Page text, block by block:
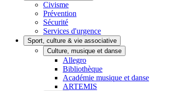
Civisme
Prévention
Sécurité
Services d'urgence
Sport, culture & vie associative
Culture, musique et danse
Allegro
Bibliothèque
Académie musique et danse
ARTEMIS